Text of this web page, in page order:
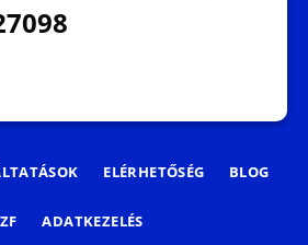
ELÉRHETŐSÉG BLOG
ADATKEZELÉS